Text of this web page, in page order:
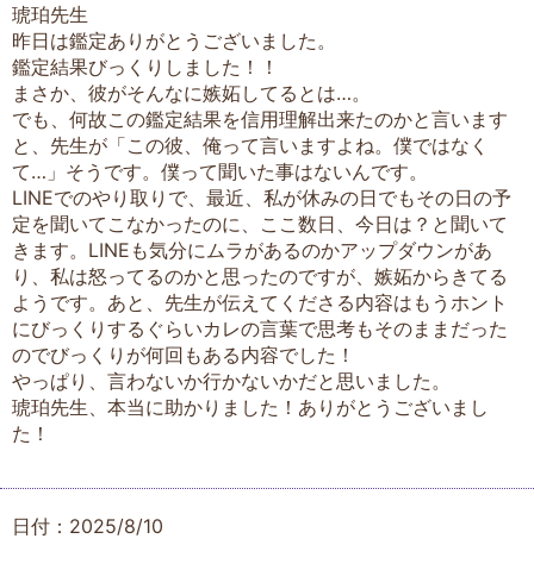
琥珀先生
昨日は鑑定ありがとうございました。
鑑定結果びっくりしました！！
まさか、彼がそんなに嫉妬してるとは…。
でも、何故この鑑定結果を信用理解出来たのかと言います
と、先生が「この彼、俺って言いますよね。僕ではなく
て…」そうです。僕って聞いた事はないんです。
LINEでのやり取りで、最近、私が休みの日でもその日の予
定を聞いてこなかったのに、ここ数日、今日は？と聞いて
きます。LINEも気分にムラがあるのかアップダウンがあ
り、私は怒ってるのかと思ったのですが、嫉妬からきてる
ようです。あと、先生が伝えてくださる内容はもうホント
にびっくりするぐらいカレの言葉で思考もそのままだった
のでびっくりが何回もある内容でした！
やっぱり、言わないか行かないかだと思いました。
琥珀先生、本当に助かりました！ありがとうございまし
た！
日付：2025/8/10